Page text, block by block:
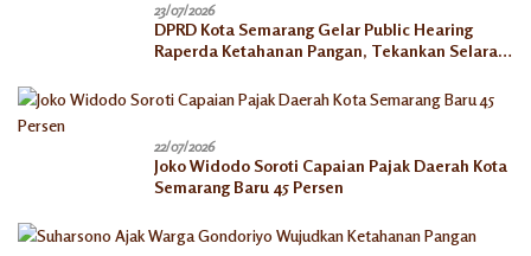
23/07/2026
DPRD Kota Semarang Gelar Public Hearing
Raperda Ketahanan Pangan, Tekankan Selaras
22/07/2026
Joko Widodo Soroti Capaian Pajak Daerah Kota
Semarang Baru 45 Persen